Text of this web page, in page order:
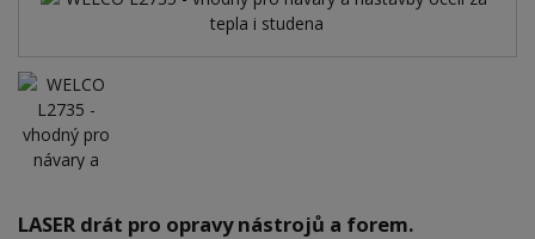
LASER drát pro opravy nástrojů a forem.